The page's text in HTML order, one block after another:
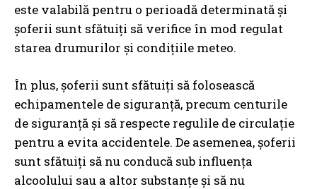
este valabilă pentru o perioadă determinată și
șoferii sunt sfătuiți să verifice în mod regulat
starea drumurilor și condițiile meteo.
În plus, șoferii sunt sfătuiți să folosească
echipamentele de siguranță, precum centurile
de siguranță și să respecte regulile de circulație
pentru a evita accidentele. De asemenea, șoferii
sunt sfătuiți să nu conducă sub influența
alcoolului sau a altor substanțe și să nu